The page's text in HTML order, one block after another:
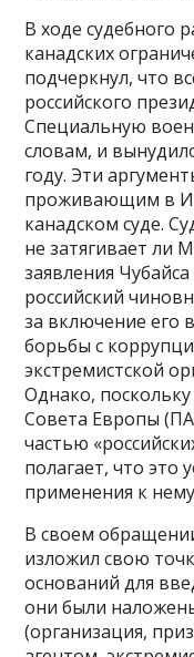
В ходе судебного
канадских
подчеркнул, что
российского
Специальную
словам, и
году. Эти
проживающим в
канадском суде.
не затягивает ли
заявления
российский
за включение его
борьбы с
экстремистской
Однако,
Совета Европы
частью
полагает, что это
применения к
В своем
изложил свою
оснований для
они были
(организация,